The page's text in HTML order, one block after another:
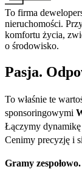
To firma
nieruchomości.
komfortu życia,
o środowisko.
Pasja.
To właśnie te
sponsoringowymi
Łączymy dynamikę
Cenimy precyzję i
Gramy zespołowo.